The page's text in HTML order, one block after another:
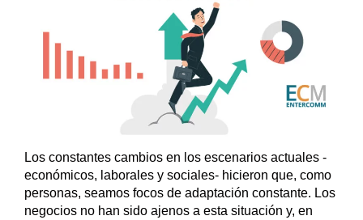
Los constantes cambios en los escenarios actuales -
económicos, laborales y sociales- hicieron que, como
personas, seamos focos de adaptación constante. Los
negocios no han sido ajenos a esta situación y, en